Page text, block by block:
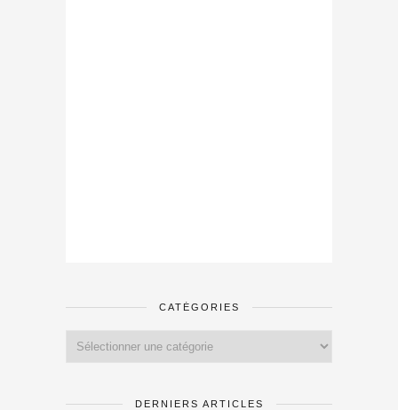
CATÉGORIES
DERNIERS ARTICLES